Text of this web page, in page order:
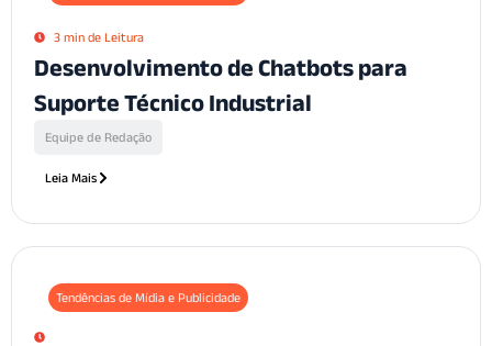
3 min de Leitura
Desenvolvimento de Chatbots para
Suporte Técnico Industrial
Equipe de Redação
Leia Mais
Tendências de Mídia e Publicidade